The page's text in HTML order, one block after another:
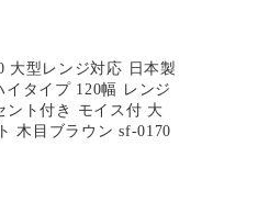
大型レンジ対応 日本製
タイプ 120幅 レンジ
ント付き モイス付 大
木目ブラウン sf-0170